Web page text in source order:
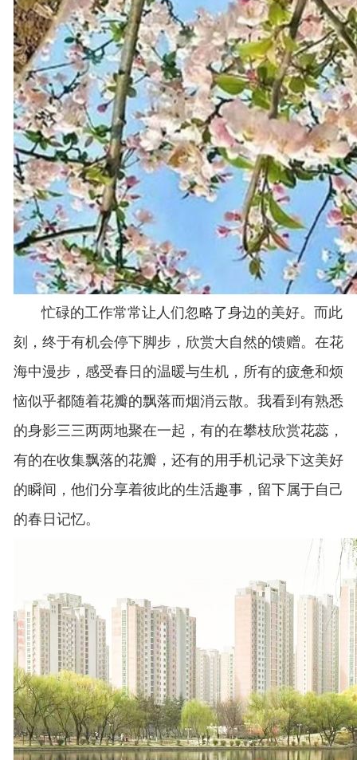
忙碌的工作常常让人们忽略了身边的美好。而此
刻，终于有机会停下脚步，欣赏大自然的馈赠。在花
海中漫步，感受春日的温暖与生机，所有的疲惫和烦
恼似乎都随着花瓣的飘落而烟消云散。我看到有熟悉
的身影三三两两地聚在一起，有的在攀枝欣赏花蕊，
有的在收集飘落的花瓣，还有的用手机记录下这美好
的瞬间，他们分享着彼此的生活趣事，留下属于自己
的春日记忆。